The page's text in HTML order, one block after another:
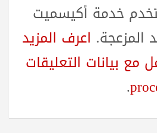
خدمة أكيسميت
المزعجة. اعرف المزيد
مع بيانات التعليقات
.